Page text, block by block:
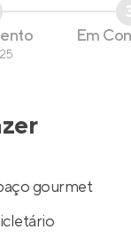
Em
gourmet